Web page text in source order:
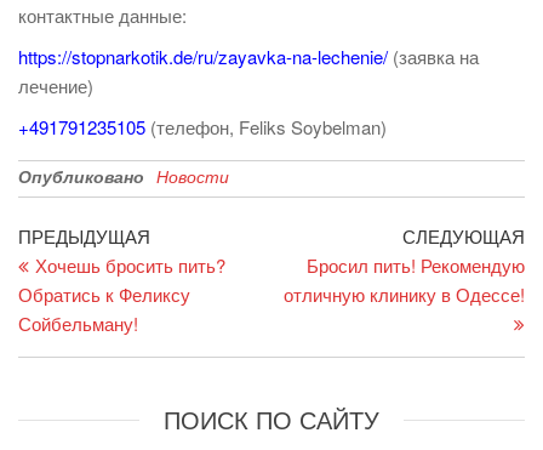
контактные данные:
https://stopnarkotik.de/ru/zayavka-na-lechenie/(заявка на
лечение)
+491791235105 (телефон, Feliks Soybelman)
Опубликовано Новости
Навигация
по
записям
Предыдущая
запись
ПРЕДЫДУЩАЯ
Хочешь бросить пить?
Обратись к Феликсу
Сойбельману!
СЛЕДУЮЩАЯ
Бросил пить! Рекомендую
отличную клинику в Одессе!
ПОИСК ПО САЙТУ